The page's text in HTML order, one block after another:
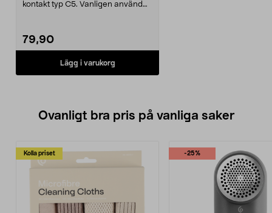
kontakt typ C5. Vanligen använd
79,90
Lägg i varukorg
Ovanligt bra pris på vanliga saker
Kolla priset -25%